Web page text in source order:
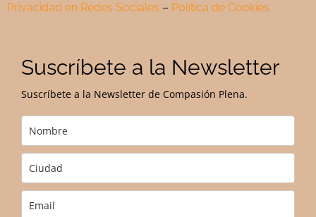
Privacidad en Redes Sociales – Política de Cookies
Suscríbete a la Newsletter
Suscríbete a la Newsletter de Compasión Plena.